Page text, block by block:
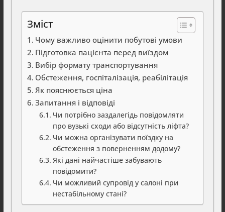
Зміст
Чому важливо оцінити побутові умови
Підготовка пацієнта перед виїздом
Вибір формату транспортування
Обстеження, госпіталізація, реабілітація
Як пояснюється ціна
Запитання і відповіді
Чи потрібно заздалегідь повідомляти
про вузькі сходи або відсутність ліфта?
Чи можна організувати поїздку на
обстеження з поверненням додому?
Які дані найчастіше забувають
повідомити?
Чи можливий супровід у салоні при
нестабільному стані?